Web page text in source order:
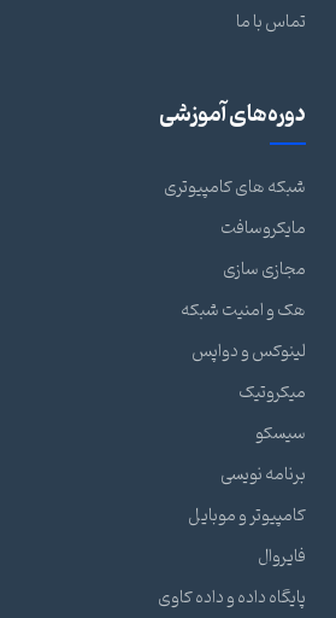
تماس با ما
دوره‌های آموزشی
شبکه های کامپیوتری
مایکروسافت
مجازی سازی
هک و امنیت شبکه
لینوکس و دواپس
میکروتیک
سیسکو
برنامه نویسی
کامپیوتر و موبایل
فایروال
پایگاه داده و داده کاوی